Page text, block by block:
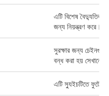
এটি বিশেষ বৈদ্যুতিক
জন্য নিয়ন্ত্রণ করে।
সুরক্ষার জন্য চেইনগুলি
বন্ধ করা হয় সেখানে
এটি স্যুইচটিতে ফুটো